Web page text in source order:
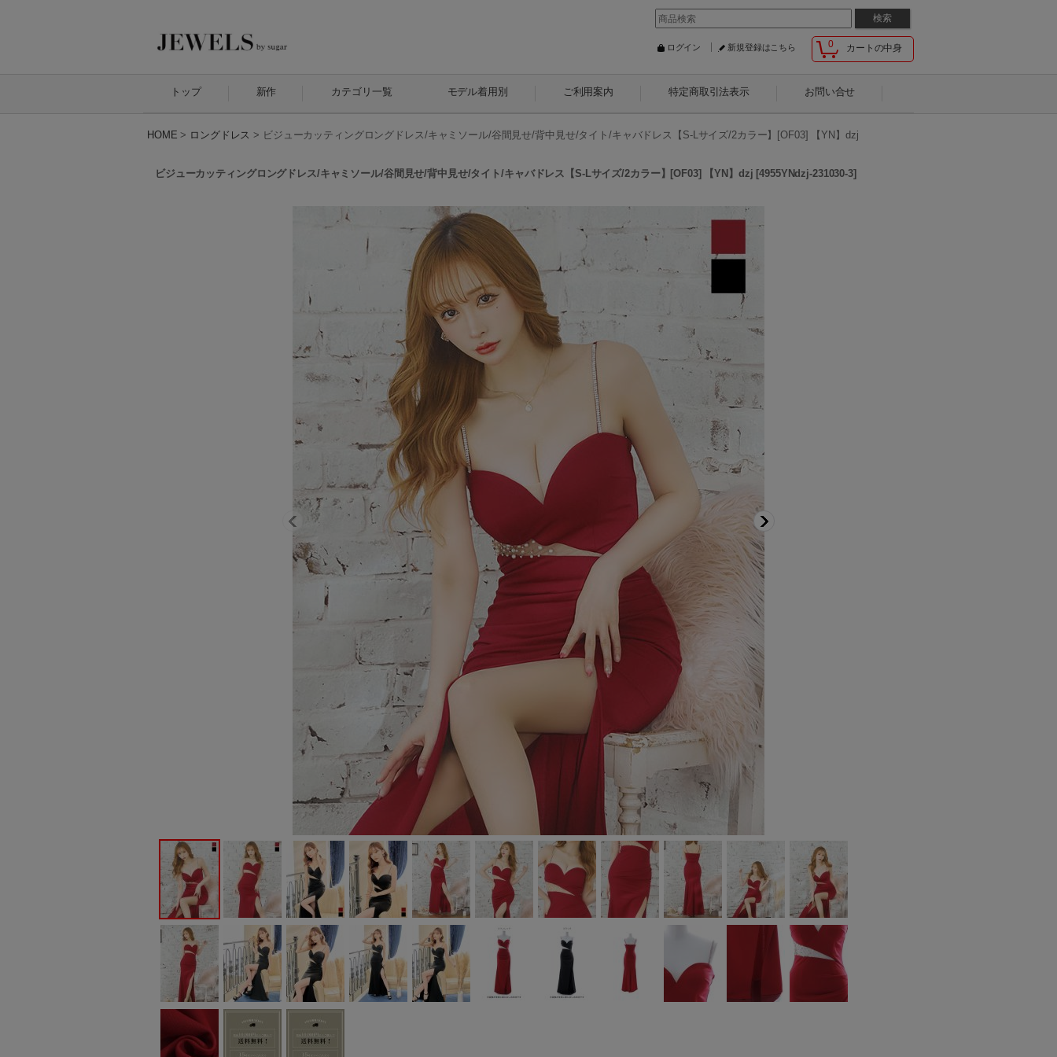
0 カートの中身
ログイン 新規登録はこちら
トップ 新作 カテゴリ一覧 モデル着用別 ご利用案内 特定商取引法表示 お問い合せ
HOME > ロングドレス > ビジューカッティングロングドレス/キャミソール/谷間見せ/背中見せ/タイト/キャバドレス【S-Lサイズ/2カラー】[OF03] 【YN】dzj
ビジューカッティングロングドレス/キャミソール/谷間見せ/背中見せ/タイト/キャバドレス【S-Lサイズ/2カラー】[OF03] 【YN】dzj [4955YNdzj-231030-3]